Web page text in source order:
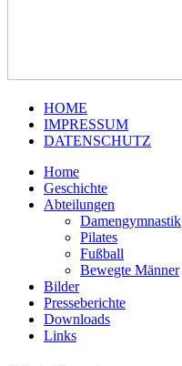
HOME
IMPRESSUM
DATENSCHUTZ
Home
Geschichte
Abteilungen
Damengymnastik
Pilates
Fußball
Bewegte Männer
Bilder
Presseberichte
Downloads
Links